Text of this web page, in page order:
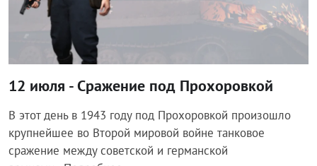
12 июля - Сражение под Прохоровкой
В этот день в 1943 году под Прохоровкой произошло
крупнейшее во Второй мировой войне танковое
сражение между советской и германской